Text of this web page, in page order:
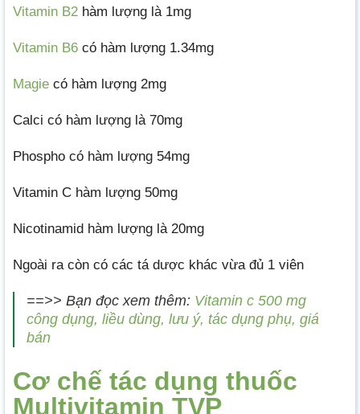
Vitamin B2 hàm lượng là 1mg
Vitamin B6 có hàm lượng 1.34mg
Magie có hàm lượng 2mg
Calci có hàm lượng là 70mg
Phospho có hàm lượng 54mg
Vitamin C hàm lượng 50mg
Nicotinamid hàm lượng là 20mg
Ngoài ra còn có các tá dược khác vừa đủ 1 viên
==>> Bạn đọc xem thêm: Vitamin c 500 mg
công dụng, liều dùng, lưu ý, tác dụng phụ, giá
bán
Cơ chế tác dụng thuốc
Multivitamin TVP